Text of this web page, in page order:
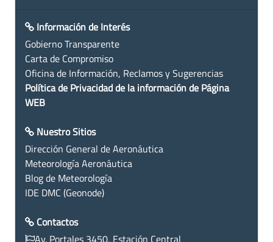
Información de Interés
Gobierno Transparente
Carta de Compromiso
Oficina de Información, Reclamos y Sugerencias
Política de Privacidad de la información de Página
WEB
Nuestro Sitios
Dirección General de Aeronáutica
Meteorología Aeronáutica
Blog de Meteorología
IDE DMC (Geonode)
Contactos
Av. Portales 3450, Estación Central